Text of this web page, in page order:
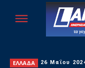
ΕΛΛΑΔΑ 26 Μαΐου